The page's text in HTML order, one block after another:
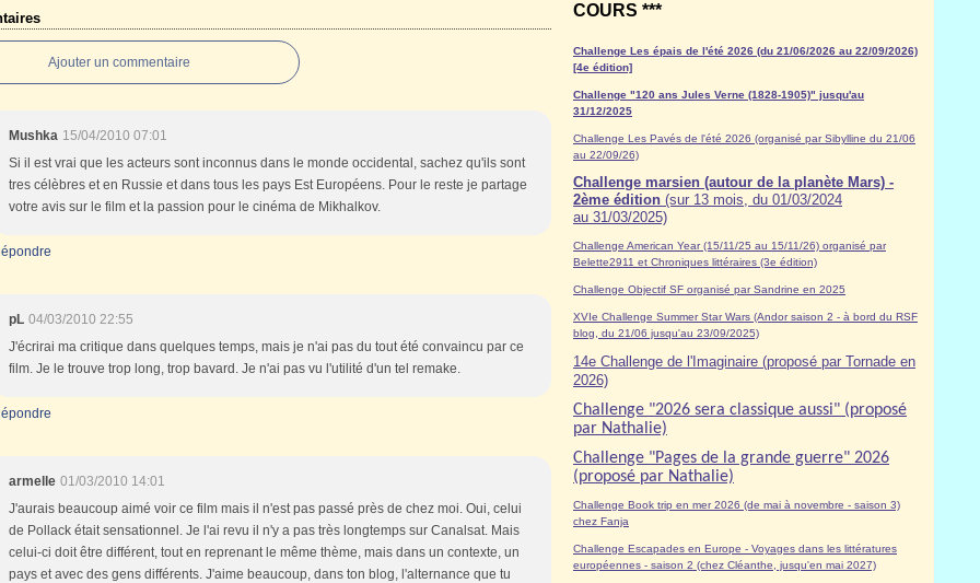
Ajouter un commentaire
Mushka 15/04/2010 07:01
Si il est vrai que les acteurs sont inconnus dans le monde occidental, sachez qu'ils sont
tres célèbres et en Russie et dans tous les pays Est Européens. Pour le reste je partage
votre avis sur le film et la passion pour le cinéma de Mikhalkov.
pL 04/03/2010 22:55
J'écrirai ma critique dans quelques temps, mais je n'ai pas du tout été convaincu par ce
film. Je le trouve trop long, trop bavard. Je n'ai pas vu l'utilité d'un tel remake.
armelle 01/03/2010 14:01
J'aurais beaucoup aimé voir ce film mais il n'est pas passé près de chez moi. Oui, celui
de Pollack était sensationnel. Je l'ai revu il n'y a pas très longtemps sur Canalsat. Mais
celui-ci doit être différent, tout en reprenant le même thème, mais dans un contexte, un
pays et avec des gens différents. J'aime beaucoup, dans ton blog, l'alternance que tu
COURS ***
Challenge Les épais de l'été 2026 (du 21/06/2026 au 22/09/2026)
[4e édition]
Challenge "120 ans Jules Verne (1828-1905)" jusqu'au
31/12/2025
Challenge Les Pavés de l'été 2026 (organisé par Sibylline du 21/06
au 22/09/26)
Challenge marsien (autour de la planète Mars) -
2ème édition (sur 13 mois, du 01/03/2024
au 31/03/2025)
Challenge American Year (15/11/25 au 15/11/26) organisé par
Belette2911 et Chroniques littéraires (3e édition)
Challenge Objectif SF organisé par Sandrine en 2025
XVIe Challenge Summer Star Wars (Andor saison 2 - à bord du RSF
blog, du 21/06 jusqu'au 23/09/2025)
14e Challenge de l'Imaginaire (proposé par Tornade en
2026)
Challenge "2026 sera classique aussi" (proposé
par Nathalie)
Challenge "Pages de la grande guerre" 2026
(proposé par Nathalie)
Challenge Book trip en mer 2026 (de mai à novembre - saison 3)
chez Fanja
Challenge Escapades en Europe - Voyages dans les littératures
européennes - saison 2 (chez Cléanthe, jusqu'en mai 2027)